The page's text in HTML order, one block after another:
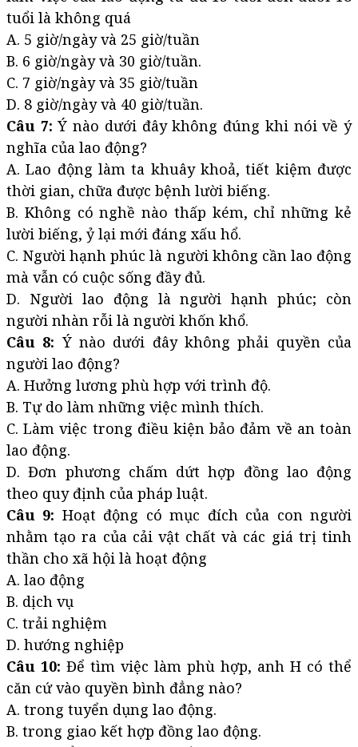
tuổi là không quá
A. 5 giờ/ngày và 25 giờ/tuần
B. 6 giờ/ngày và 30 giờ/tuần.
C. 7 giờ/ngày và 35 giờ/tuần
D. 8 giờ/ngày và 40 giờ/tuần.
Câu 7: Ý nào dưới đây không đúng khi nói về ý
nghĩa của lao động?
A. Lao động làm ta khuây khoả, tiết kiệm được
thời gian, chữa được bệnh lười biếng.
B. Không có nghề nào thấp kém, chỉ những kẻ
lười biếng, ỷ lại mới đáng xấu hổ.
C. Người hạnh phúc là người không cần lao động
mà vẫn có cuộc sống đầy đủ.
D. Người lao động là người hạnh phúc; còn
người nhàn rỗi là người khốn khổ.
Câu 8: Ý nào dưới đây không phải quyền của
người lao động?
A. Hưởng lương phù hợp với trình độ.
B. Tự do làm những việc mình thích.
C. Làm việc trong điều kiện bảo đảm về an toàn
lao động.
D. Đơn phương chấm dứt hợp đồng lao động
theo quy định của pháp luật.
Câu 9: Hoạt động có mục đích của con người
nhằm tạo ra của cải vật chất và các giá trị tinh
thần cho xã hội là hoạt động
A. lao động
B. dịch vụ
C. trải nghiệm
D. hướng nghiệp
Câu 10: Để tìm việc làm phù hợp, anh H có thể
căn cứ vào quyền bình đẳng nào?
A. trong tuyển dụng lao động.
B. trong giao kết hợp đồng lao động.